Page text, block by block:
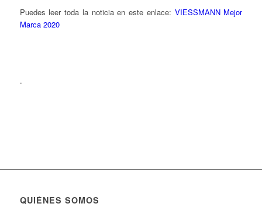
Puedes leer toda la noticia en este enlace: VIESSMANN Mejor
Marca 2020
.
QUIÉNES SOMOS